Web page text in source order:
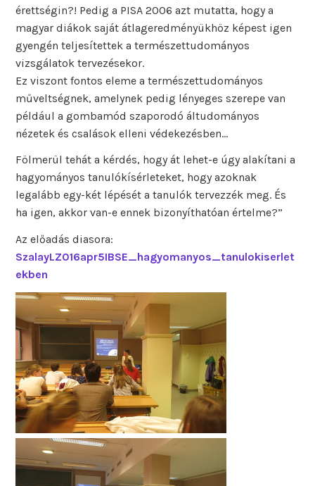
érettségin?! Pedig a PISA 2006 azt mutatta, hogy a
magyar diákok saját átlageredményükhöz képest igen
gyengén teljesítettek a természettudományos
vizsgálatok tervezésekor.
Ez viszont fontos eleme a természettudományos
műveltségnek, amelynek pedig lényeges szerepe van
például a gombamód szaporodó áltudományos
nézetek és csalások elleni védekezésben…
Fölmerül tehát a kérdés, hogy át lehet-e úgy alakítani a
hagyományos tanulókísérleteket, hogy azoknak
legalább egy-két lépését a tanulók tervezzék meg. És
ha igen, akkor van-e ennek bizonyíthatóan értelme?”
Az előadás diasora:
SzalayLZ016apr5IBSE_hagyomanyos_tanulokiserlet
ekben